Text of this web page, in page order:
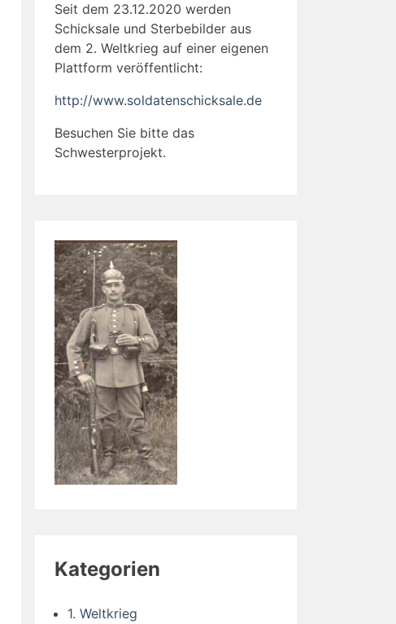
Seit dem 23.12.2020 werden
Schicksale und Sterbebilder aus
dem 2. Weltkrieg auf einer eigenen
Plattform veröffentlicht:
http://www.soldatenschicksale.de
Besuchen Sie bitte das
Schwesterprojekt.
Kategorien
1. Weltkrieg